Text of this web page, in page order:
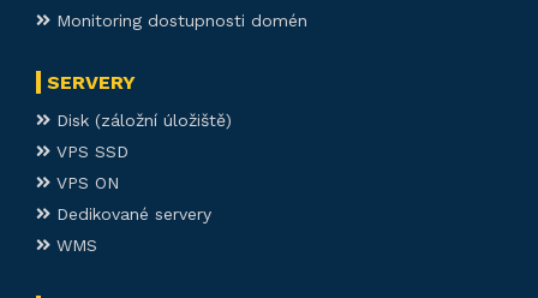
Monitoring dostupnosti domén
SERVERY
Disk (záložní úložiště)
VPS SSD
VPS ON
Dedikované servery
WMS